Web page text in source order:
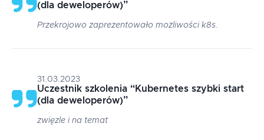
(dla deweloperów)”
Przekrojowo zaprezentowało możliwości k8s.
31.03.2023
Uczestnik szkolenia “Kubernetes szybki start
(dla deweloperów)”
zwięzle i na temat